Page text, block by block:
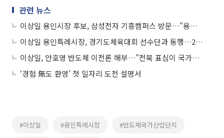
관련 뉴스
이상일 용인시장 후보, 삼성전자 기흥캠퍼스 방문…"용인 국가산단 정상 추진돼야"
이상일 용인특례시장, 경기도체육대회 선수단과 동행…26개 종목 485명 총력전
이상일, 안호영 반도체 이전론 해부…"전북 표심이 국가산업 볼모 잡았다"
‘경험 無도 환영’ 첫 일자리 도전 설명서
#이상일 #용인특례시장 #반도체국가산업단지